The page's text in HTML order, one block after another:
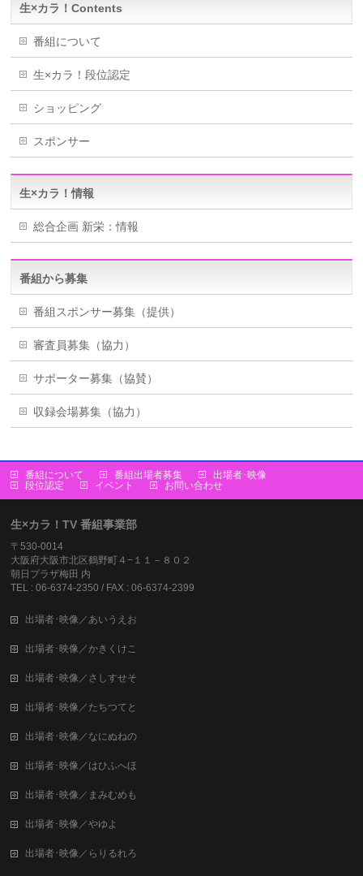
生×カラ！Contents
番組について
生×カラ！段位認定
ショッピング
スポンサー
生×カラ！情報
総合企画 新栄：情報
番組から募集
番組スポンサー募集（提供）
審査員募集（協力）
サポーター募集（協賛）
収録会場募集（協力）
番組について 番組出場者募集
出場者･映像
段位認定
イベント お問い合わせ
生×カラ！TV 番組事業部
〒530-0014
大阪府大阪市北区鶴野町４−１１－８０２
朝日プラザ梅田 内
TEL : 06-6374-2350 / FAX : 06-6374-2399
出場者･映像／あいうえお
出場者･映像／かきくけこ
出場者･映像／さしすせそ
出場者･映像／たちつてと
出場者･映像／なにぬねの
出場者･映像／はひふへほ
出場者･映像／まみむめも
出場者･映像／やゆよ
出場者･映像／らりるれろ